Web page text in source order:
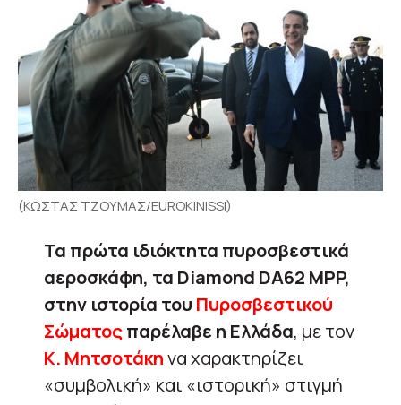
(ΚΩΣΤΑΣ ΤΖΟΥΜΑΣ/EUROKINISSI)
Τα πρώτα ιδιόκτητα πυροσβεστικά
αεροσκάφη, τα Diamond DA62 MPP,
στην ιστορία του Πυροσβεστικού
Σώματοςπαρέλαβε η Ελλάδα, με τον
Κ. Μητσοτάκηνα χαρακτηρίζει
«συμβολική» και «ιστορική» στιγμή